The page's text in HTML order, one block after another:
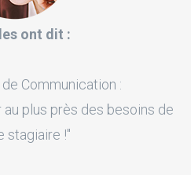
ont dit :
Communication :
plus près des besoins de
stagiaire !"